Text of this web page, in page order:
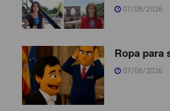
07/08/2026
Ropa para
07/08/2026